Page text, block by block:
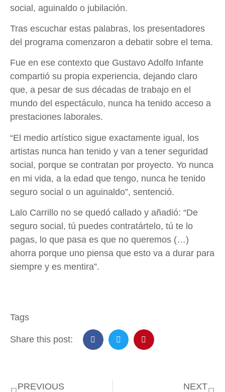
social, aguinaldo o jubilación.
Tras escuchar estas palabras, los presentadores
del programa comenzaron a debatir sobre el tema.
Fue en ese contexto que Gustavo Adolfo Infante
compartió su propia experiencia, dejando claro
que, a pesar de sus décadas de trabajo en el
mundo del espectáculo, nunca ha tenido acceso a
prestaciones laborales.
“El medio artístico sigue exactamente igual, los
artistas nunca han tenido y van a tener seguridad
social, porque se contratan por proyecto. Yo nunca
en mi vida, a la edad que tengo, nunca he tenido
seguro social o un aguinaldo”, sentenció.
Lalo Carrillo no se quedó callado y añadió: “De
seguro social, tú puedes contratártelo, tú te lo
pagas, lo que pasa es que no queremos (…)
ahorra porque uno piensa que esto va a durar para
siempre y es mentira”.
Tags
Share this post:
PREVIOUS NEXT